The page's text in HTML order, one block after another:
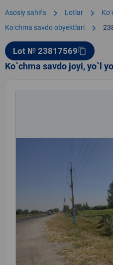
Asosiy sahifa chevron_right Lotlar chevron_right
Koʻchma savdo obyektlari chevron_right
Lot № 23817569content_copy
Ko`chma savdo joyi, yo`l